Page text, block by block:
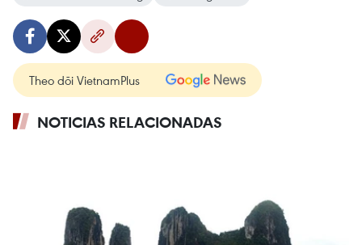
Theo dõi VietnamPlus
NOTICIAS RELACIONADAS